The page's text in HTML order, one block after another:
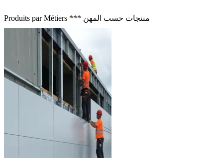
Produits par Métiers *** منتجات حسب المهن